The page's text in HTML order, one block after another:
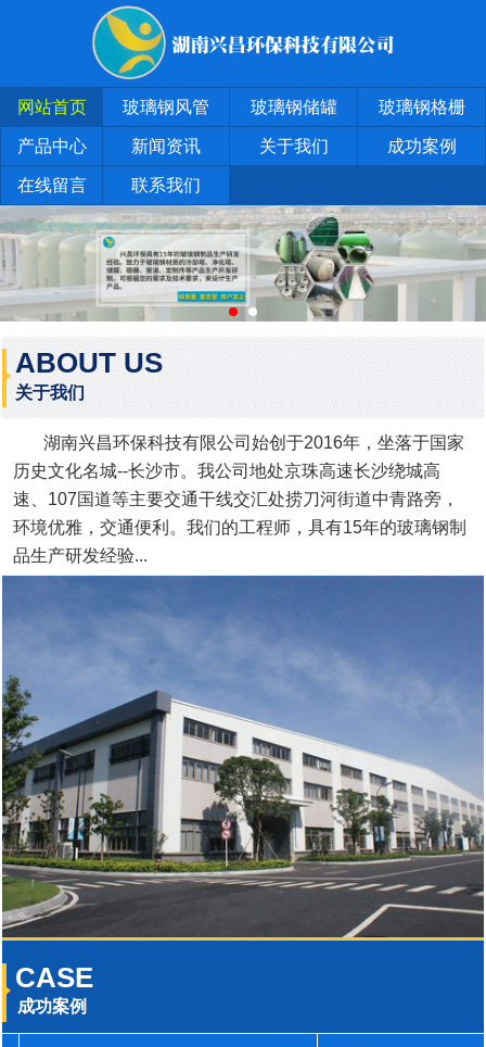
网站首页 玻璃钢风管 玻璃钢储罐 玻璃钢格栅
产品中心 新闻资讯 关于我们 成功案例
在线留言 联系我们
ABOUT US
关于我们
湖南兴昌环保科技有限公司始创于2016年，坐落于国家
历史文化名城--长沙市。我公司地处京珠高速长沙绕城高
速、107国道等主要交通干线交汇处捞刀河街道中青路旁，
环境优雅，交通便利。我们的工程师，具有15年的玻璃钢制
品生产研发经验...
CASE
成功案例